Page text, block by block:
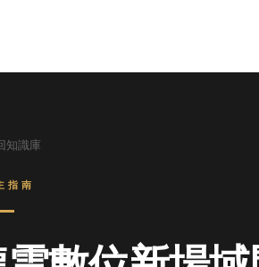
知識庫
指南